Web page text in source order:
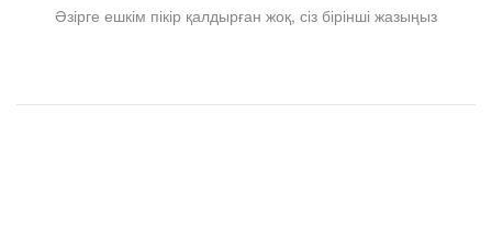
Әзірге ешкім пікір қалдырған жоқ, сіз бірінші жазыңыз